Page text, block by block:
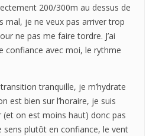
200/300m au dessus de
mal, je ne veux pas arriver trop
ne pas me faire tordre. J’ai
confiance avec moi, le rythme
tranquille, je m’hydrate
est bien sur l’horaire, je suis
(et on est moins haut) donc pas
plutôt en confiance, le vent